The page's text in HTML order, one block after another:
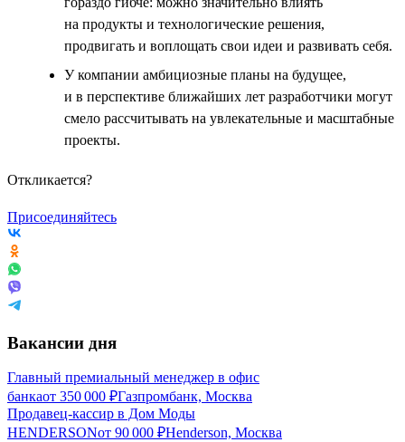
на продукты и технологические решения,
продвигать и воплощать свои идеи и развивать себя.
У компании амбициозные планы на будущее,
и в перспективе ближайших лет разработчики могут
смело рассчитывать на увлекательные и масштабные
проекты.
Откликается?
Присоединяйтесь
Вакансии дня
Главный премиальный менеджер в офис
банкаот 350 000 ₽Газпромбанк, Москва
Продавец-кассир в Дом Моды
HENDERSONот 90 000 ₽Henderson, Москва